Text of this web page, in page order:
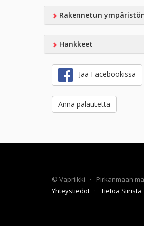
Rakennetun
Hankkeet
Jaa Facebookissa
Anna palautetta
© Vapriikki · Pirkanmaan
Yhteystiedot · Tietoa Siiristä